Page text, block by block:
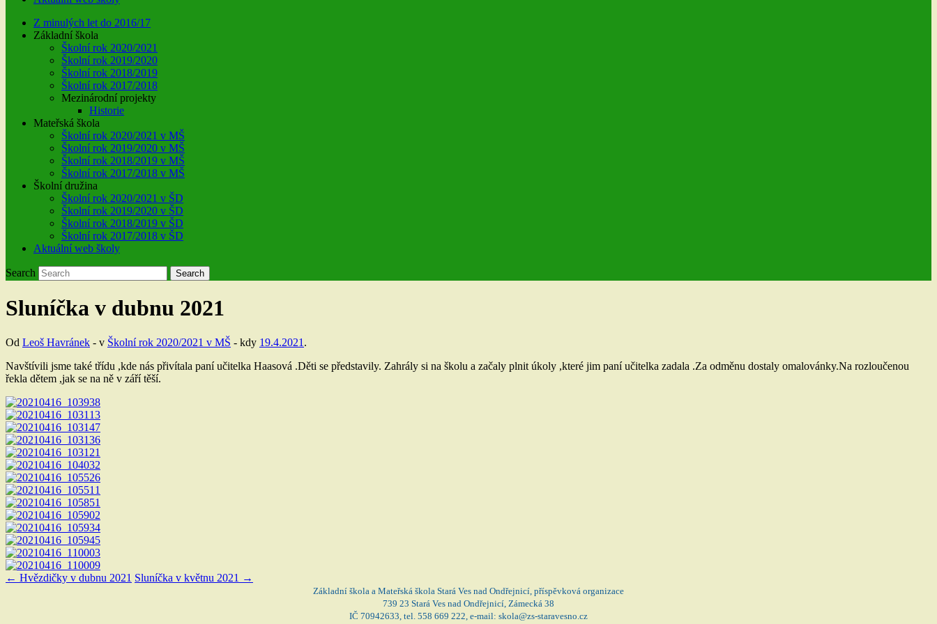
Z minulých let do 2016/17
Základní škola
Školní rok 2020/2021
Školní rok 2019/2020
Školní rok 2018/2019
Školní rok 2017/2018
Mezinárodní projekty
Historie
Mateřská škola
Školní rok 2020/2021 v MŠ
Školní rok 2019/2020 v MŠ
Školní rok 2018/2019 v MŠ
Školní rok 2017/2018 v MŠ
Školní družina
Školní rok 2020/2021 v ŠD
Školní rok 2019/2020 v ŠD
Školní rok 2018/2019 v ŠD
Školní rok 2017/2018 v ŠD
Aktuální web školy
Search Search
Sluníčka v dubnu 2021
Od Leoš Havránek - v Školní rok 2020/2021 v MŠ - kdy 19.4.2021 .
Navštívili jsme také třídu ,kde nás přivítala paní učitelka Haasová .Děti se představily. Zahrály si na školu a začaly plnit úkoly ,které jim paní učitelka zadala .Za odměnu dostaly omalovánky.Na rozloučenou
řekla dětem ,jak se na ně v září těší.
← Hvězdičky v dubnu 2021 Sluníčka v květnu 2021 →
Základní škola a Mateřská škola Stará Ves nad Ondřejnicí, příspěvková organizace
739 23 Stará Ves nad Ondřejnicí, Zámecká 38
IČ 70942633, tel. 558 669 222, e-mail: skola@zs-staravesno.cz